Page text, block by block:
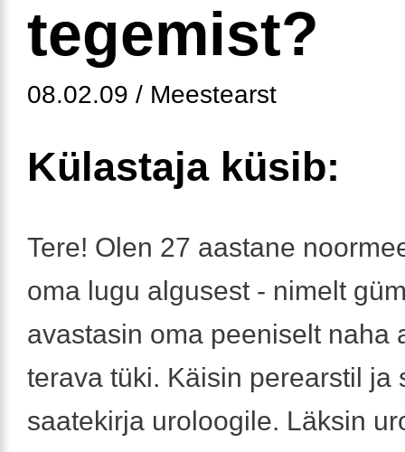
tegemist?
08.02.09 / Meestearst
Külastaja küsib:
Tere! Olen 27 aastane
oma lugu algusest - nimelt
avastasin oma peeniselt naha
terava tüki. Käisin perearstil ja
saatekirja uroloogile. Läksin